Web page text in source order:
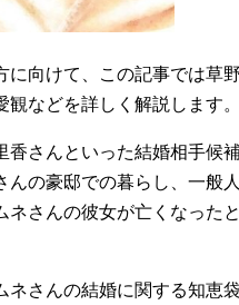
向けて、この記事では草
などを詳しく解説します。
さんといった結婚相手候
んの豪邸での暮らし、一般
さんの彼女が亡くなった
さんの結婚に関する知恵